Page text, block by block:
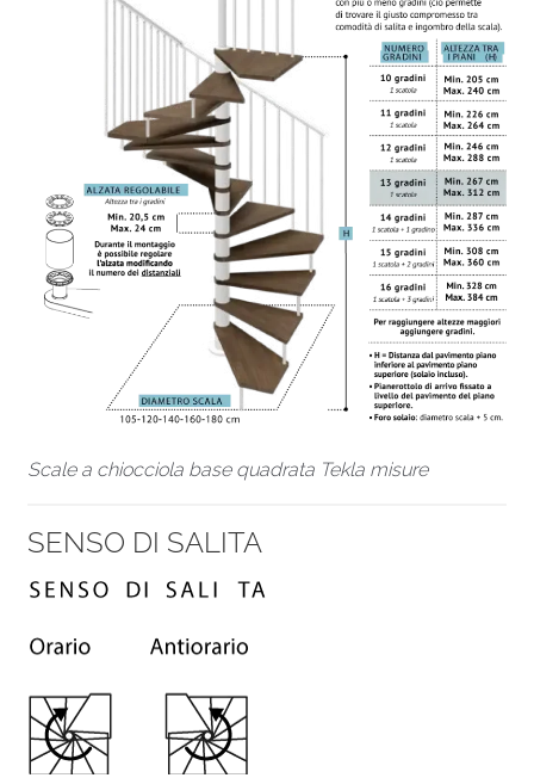
Scale a chiocciola base quadrata Tekla misure
SENSO DI SALITA